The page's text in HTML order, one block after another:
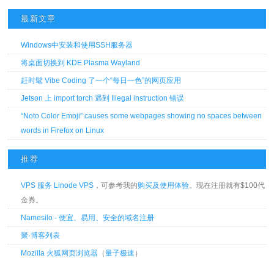
最新文章
Windows中安装和使用SSH服务器
将桌面切换到 KDE Plasma Wayland
赶时髦 Vibe Coding 了一个“每日一色”的网页应用
Jetson 上 import torch 遇到 Illegal instruction 错误
“Noto Color Emoji” causes some webpages showing no spaces between
words in Firefox on Linux
推荐
VPS 服务 Linode VPS ，可参考我的购买及使用体验。现在注册就有$100代
金券。
Namesilo - 便宜、易用、安全的域名注册
聚·博客列表
Mozilla 火狐网页浏览器 （量子极速 ）